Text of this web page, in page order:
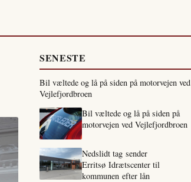
SENESTE
Bil væltede og lå på siden på motorvejen ved
Vejlefjordbroen
Bil væltede og lå på siden på
motorvejen ved Vejlefjordbroen
Nedslidt tag sender
Erritsø Idrætscenter til
kommunen efter lån